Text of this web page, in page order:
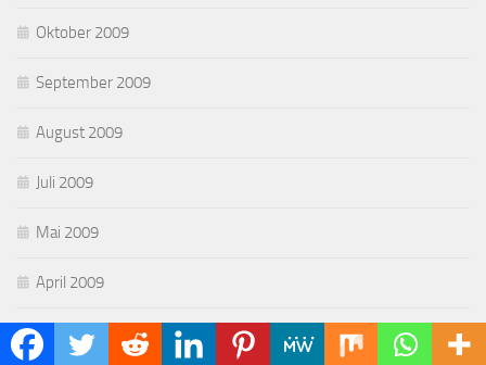
Oktober 2009
September 2009
August 2009
Juli 2009
Mai 2009
April 2009
März 2009